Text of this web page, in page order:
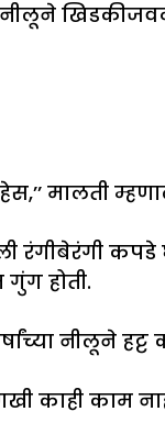
नीलूने
मालती
रंगीबेरंगी
होती.
नीलूने
काम नाही